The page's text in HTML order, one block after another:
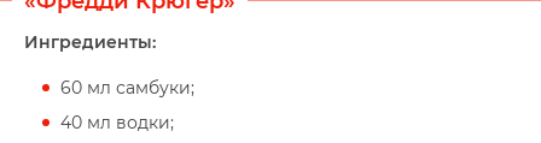
Ингредиенты:
60 мл самбуки;
40 мл водки;